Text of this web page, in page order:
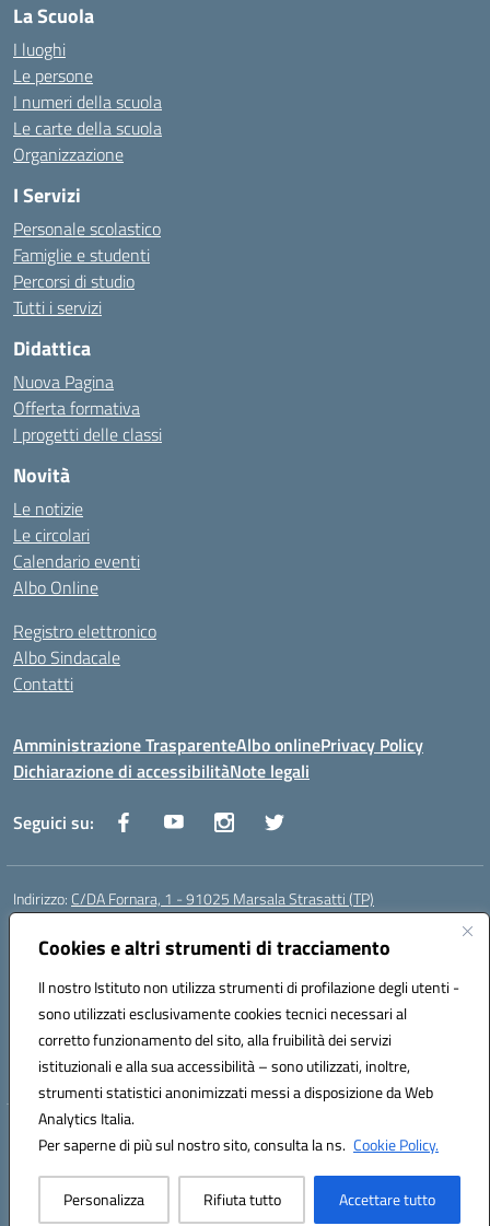
Cookies e altri strumenti di tracciamento
Il nostro Istituto non utilizza strumenti di profilazione degli utenti -
sono utilizzati esclusivamente cookies tecnici necessari al
corretto funzionamento del sito, alla fruibilità dei servizi
istituzionali e alla sua accessibilità – sono utilizzati, inoltre,
strumenti statistici anonimizzati messi a disposizione da Web
Analytics Italia.
Per saperne di più sul nostro sito, consulta la ns. Cookie Policy.
Personalizza Rifiuta tutto Accettare tutto
La Scuola
I luoghi
Le persone
I numeri della scuola
Le carte della scuola
Organizzazione
I Servizi
Personale scolastico
Famiglie e studenti
Percorsi di studio
Tutti i servizi
Didattica
Nuova Pagina
Offerta formativa
I progetti delle classi
Novità
Le notizie
Le circolari
Calendario eventi
Albo Online
Registro elettronico
Albo Sindacale
Contatti
Amministrazione TrasparenteAlbo onlinePrivacy Policy
Dichiarazione di accessibilitàNote legali
Seguici su:
Indirizzo: C/DA Fornara, 1 - 91025 Marsala Strasatti (TP)
Centralino:
Posta elettronica certificata (PEC):tpic81600v@pec.istruzione.it
Codice fiscale: 82006360810
Codice meccanografico:TPIC81600V
Codice Indice delle Pubbliche Amministrazioni (IPA): istsc_tpic81600v
Codice unico di fatturazione (CUF): UFODYY
Hosting & Powered by 3D Solution S.r.l.
Concept & Design by Designers Italia